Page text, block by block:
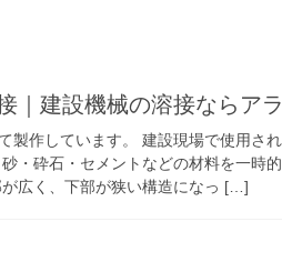
｜建設機械の溶接ならア
製作しています。 建設現場で使用さ
・砕石・セメントなどの材料を一時
広く、下部が狭い構造になっ […]